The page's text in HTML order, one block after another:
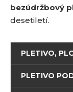
bezúdržbový
desetiletí.
PLETIVO,
PLETIVO